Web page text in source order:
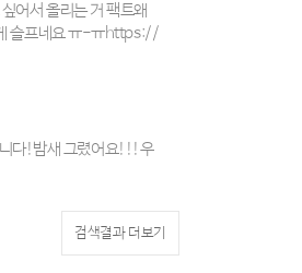
어서 올리는 거 팩트왜
게 슬프네요 ㅠ-ㅠhttps://
니다!밤새 그렸어요!!!우
검색결과 더보기